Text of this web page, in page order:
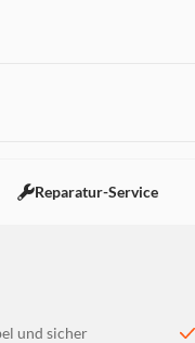
Reparatur-Service
und sicher